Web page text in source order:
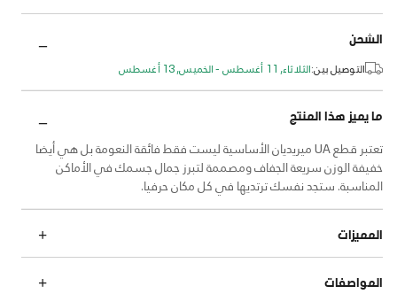
الشحن
التوصيل بين:الثلاثاء, 11 أغسطس - الخميس, 13 أغسطس
ما يميز هذا المنتج
تعتبر قطع UA ميريديان الأساسية ليست فقط فائقة النعومة بل هي أيضا
خفيفة الوزن سريعة الجفاف ومصممة لتبرز جمال جسمك في الأماكن
المناسبة. ستجد نفسك ترتديها في كل مكان حرفيا.
المميزات
المواصفات